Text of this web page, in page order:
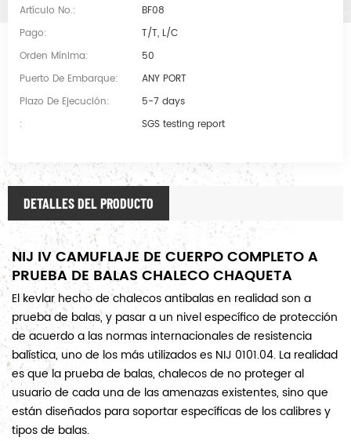
Artículo No.:
BF08
Pago:
T/T, L/C
Orden Mínima:
50
Puerto De Embarque:
ANY PORT
Plazo De Ejecución:
5-7 days
:
SGS testing report
DETALLES DEL PRODUCTO
NIJ IV CAMUFLAJE DE CUERPO COMPLETO A
PRUEBA DE BALAS CHALECO CHAQUETA
El kevlar hecho de chalecos antibalas en realidad son a
prueba de balas, y pasar a un nivel específico de protección
de acuerdo a las normas internacionales de resistencia
balística, uno de los más utilizados es NIJ 0101.04. La realidad
es que la prueba de balas, chalecos de no proteger al
usuario de cada una de las amenazas existentes, sino que
están diseñados para soportar específicas de los calibres y
tipos de balas.